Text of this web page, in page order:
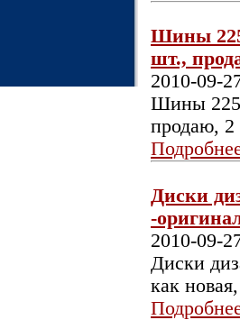
Шины
шт.,
2010-09-
Шины 225/
продаю, 2
Диски
-
2010-09-
Диски
как